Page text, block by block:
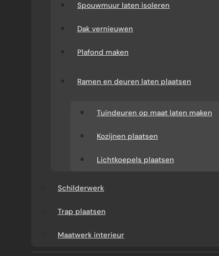
Spouwmuur laten isoleren
Dak vernieuwen
Plafond maken
Ramen en deuren laten plaatsen
Tuindeuren op maat laten maken
Kozijnen plaatsen
Lichtkoepels plaatsen
Schilderwerk
Trap plaatsen
Maatwerk interieur
WAT KUNT U VAN ONS
verbouwingen en renovaties door heel
traject: van advies en offerte tot uitvoering.